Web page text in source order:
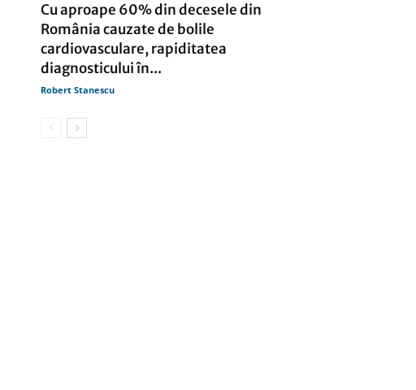
Cu aproape 60% din decesele din
România cauzate de bolile
cardiovasculare, rapiditatea
diagnosticului în...
Robert Stanescu